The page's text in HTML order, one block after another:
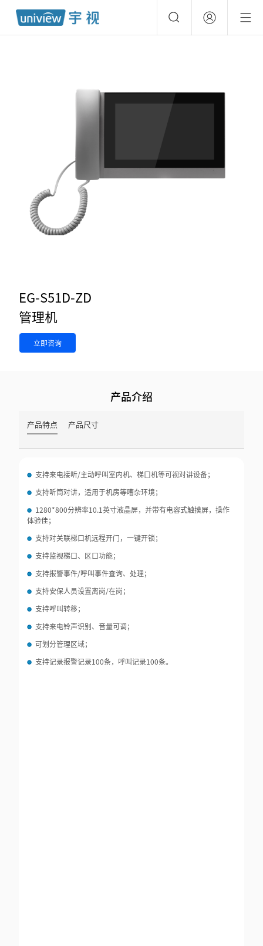
EG-S51D-ZD
管理机
立即咨询
产品介绍
产品特点 产品尺寸
支持来电接听/主动呼叫室内机、梯口机等可视对讲设备；
支持听筒对讲，适用于机房等嘈杂环境；
1280*800分辨率10.1英寸液晶屏，并带有电容式触摸屏，操作
体验佳；
支持对关联梯口机远程开门，一键开锁；
支持监视梯口、区口功能；
支持报警事件/呼叫事件查询、处理；
支持安保人员设置离岗/在岗；
支持呼叫转移；
支持来电铃声识别、音量可调；
可划分管理区域；
支持记录报警记录100条，呼叫记录100条。